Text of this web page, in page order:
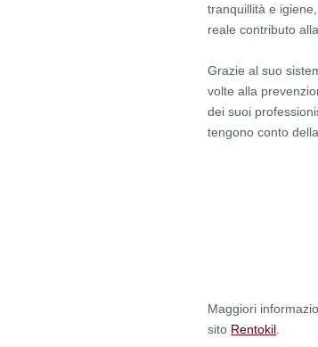
tranquillità e
reale contributo
Grazie al suo
volte alla
dei suoi
tengono conto
Maggiori
sito Rentokil.